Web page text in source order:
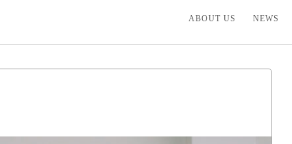
ABOUT US NEWS